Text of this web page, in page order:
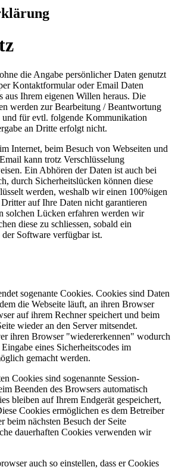
die Angabe persönlicher Daten genutzt
Kontaktformular oder Email Daten
aus Ihrem eigenen Willen heraus. Die
werden zur Bearbeitung / Beantwortung
für evtl. folgende Kommunikation
an Dritte erfolgt nicht.
Internet, beim Besuch von Webseiten und
kann trotz Verschlüsselung
Ein Abhören der Daten ist auch bei
durch Sicherheitslücken können diese
werden, weshalb wir einen 100%igen
auf Ihre Daten nicht garantieren
solchen Lücken erfahren werden wir
diese zu schliessen, sobald ein
der Software verfügbar ist.
sogenante Cookies. Cookies sind Daten
die Webseite läuft, an ihren Browser
auf ihrem Rechner speichert und beim
wieder an den Server mitsendet.
ihren Browser "wiedererkennen" wodurch
eines Sicherheitscodes im
gemacht werden.
Cookies sind sogenannte Session-
Beenden des Browsers automatisch
bleiben auf Ihrem Endgerät gespeichert,
Cookies ermöglichen es dem Betreiber
beim nächsten Besuch der Seite
dauerhaften Cookies verwenden wir
auch so einstellen, dass er Cookies